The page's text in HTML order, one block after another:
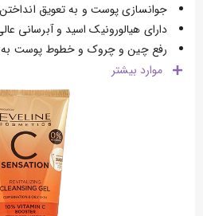
جوانسازی پوست و به تعویق
دارای هیالورونیک اسید و آبرسانی
رفع چین و چروک و خطوط پوست به
موارد بیشتر